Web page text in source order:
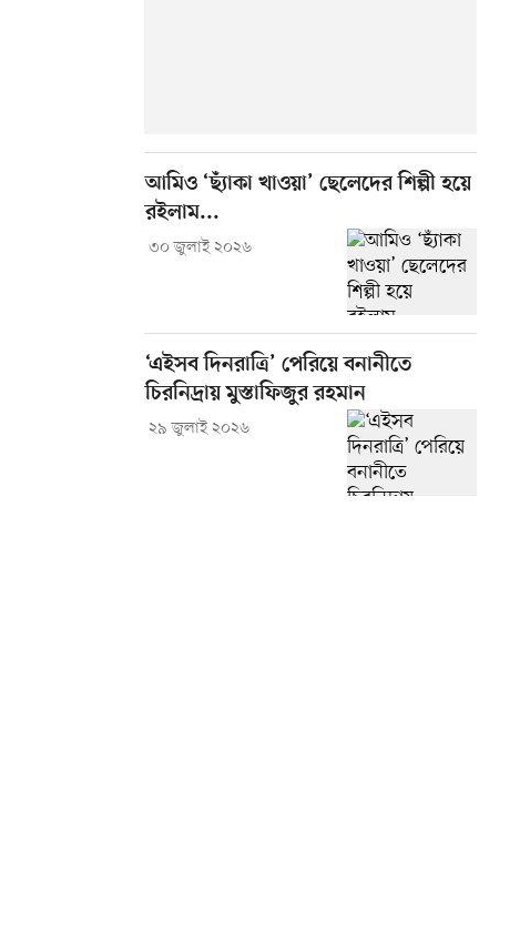
আমিও ‘ছ্যাঁকা খাওয়া’ ছেলেদের শিল্পী হয়ে
রইলাম...
৩০ জুলাই ২০২৬
‘এইসব দিনরাত্রি’ পেরিয়ে বনানীতে
চিরনিদ্রায় মুস্তাফিজুর রহমান
২৯ জুলাই ২০২৬